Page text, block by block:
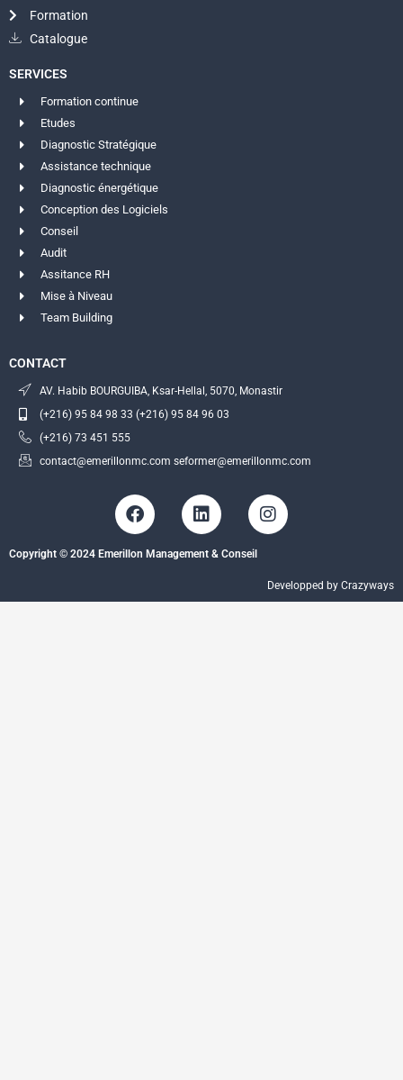
Formation
Catalogue
SERVICES
Formation continue
Etudes
Diagnostic Stratégique
Assistance technique
Diagnostic énergétique
Conception des Logiciels
Conseil
Audit
Assitance RH
Mise à Niveau
Team Building
CONTACT
AV. Habib BOURGUIBA, Ksar-Hellal, 5070, Monastir
(+216) 95 84 98 33 (+216) 95 84 96 03
(+216) 73 451 555
contact@emerillonmc.com seformer@emerillonmc.com
F
a
e
o
L
i
k
d
I
n
a
g
Copyright © 2024 Emerillon Management & Conseil
Developped by Crazyways